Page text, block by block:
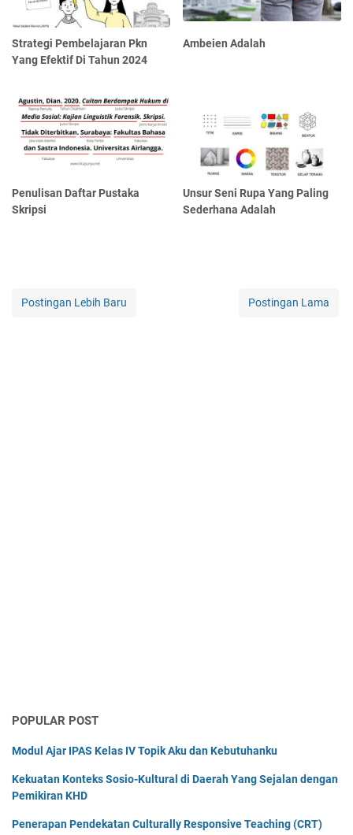
Strategi Pembelajaran Pkn
Yang Efektif Di Tahun 2024
Ambeien Adalah
Penulisan Daftar Pustaka
Skripsi
Unsur Seni Rupa Yang Paling
Sederhana Adalah
Postingan Lebih Baru Postingan Lama
POPULAR POST
Modul Ajar IPAS Kelas IV Topik Aku dan Kebutuhanku
Kekuatan Konteks Sosio-Kultural di Daerah Yang Sejalan dengan
Pemikiran KHD
Penerapan Pendekatan Culturally Responsive Teaching (CRT)